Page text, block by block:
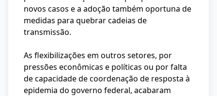
novos casos e a adoção também oportuna de
medidas para quebrar cadeias de
transmissão.
As flexibilizações em outros setores, por
pressões econômicas e políticas ou por falta
de capacidade de coordenação de resposta à
epidemia do governo federal, acabaram